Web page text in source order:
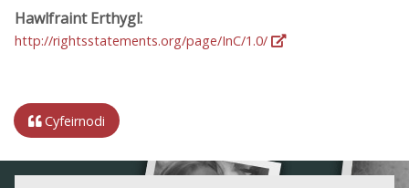
Hawlfraint Erthygl:
http://rightsstatements.org/page/InC/1.0/
Cyfeirnodi